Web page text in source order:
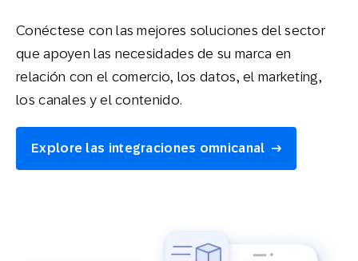
Conéctese con las mejores soluciones del sector
que apoyen las necesidades de su marca en
relación con el comercio, los datos, el marketing,
los canales y el contenido.
Explore las integraciones omnicanal